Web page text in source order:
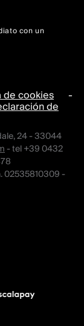
con un
de cookies -
de
24 - 33044
- tel +39 0432
02535810309 -